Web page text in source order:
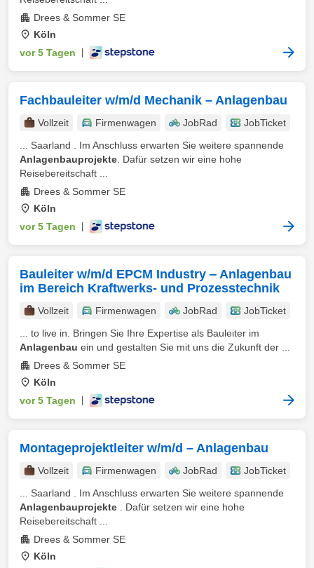
Drees & Sommer SE
Köln
vor 5 Tagen
Fachbauleiter w/m/d Mechanik – Anlagenbau
Vollzeit Firmenwagen JobRad
JobTicket
... Saarland . Im Anschluss erwarten Sie weitere spannende
Anlagenbauprojekte . Dafür setzen wir eine hohe
Reisebereitschaft ...
Drees & Sommer SE
Köln
vor 5 Tagen
Bauleiter w/m/d EPCM Industry ‒ Anlagenbau
im Bereich Kraftwerks- und Prozesstechnik
Vollzeit Firmenwagen JobRad
JobTicket
... to live in. Bringen Sie Ihre Expertise als Bauleiter im
Anlagenbau ein und gestalten Sie mit uns die Zukunft der ...
Drees & Sommer SE
Köln
vor 5 Tagen
Montageprojektleiter w/m/d – Anlagenbau
Vollzeit Firmenwagen JobRad
JobTicket
... Saarland . Im Anschluss erwarten Sie weitere spannende
Anlagenbauprojekte . Dafür setzen wir eine hohe
Reisebereitschaft ...
Drees & Sommer SE
Köln